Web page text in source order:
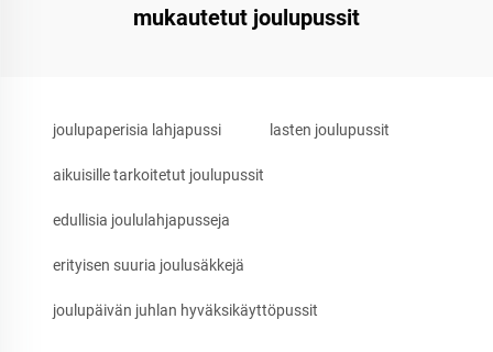
mukautetut joulupussit
joulupaperisia lahjapussi lasten joulupussit
aikuisille tarkoitetut joulupussit
edullisia joululahjapusseja
erityisen suuria joulusäkkejä
joulupäivän juhlan hyväksikäyttöpussit